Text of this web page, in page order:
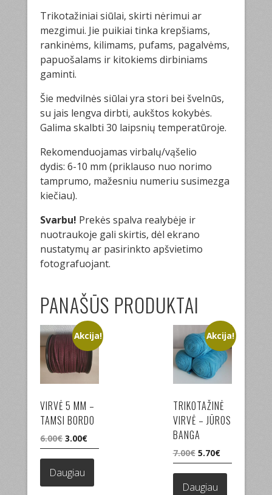
Trikotažiniai siūlai, skirti nėrimui ar
mezgimui. Jie puikiai tinka krepšiams,
rankinėms, kilimams, pufams, pagalvėms,
papuošalams ir kitokiems dirbiniams
gaminti.
Šie medvilnės siūlai yra stori bei švelnūs,
su jais lengva dirbti, aukštos kokybės.
Galima skalbti 30 laipsnių temperatūroje.
Rekomenduojamas virbalų/vąšelio
dydis: 6-10 mm (priklauso nuo norimo
tamprumo, mažesniu numeriu susimezga
kiečiau).
Svarbu! Prekės spalva realybėje ir
nuotraukoje gali skirtis, dėl ekrano
nustatymų ar pasirinkto apšvietimo
fotografuojant.
PANAŠŪS PRODUKTAI
Akcija!
VIRVĖ 5 MM –
TAMSI BORDO
6.00€Original
price
was:
6.00€.
3.00€Current
price
is:
Daugiau
Akcija!
TRIKOTAŽINĖ
VIRVĖ – JŪROS
BANGA
7.00€ Original
price
was:
7.00€.
5.70€Current
price
is:
Daugiau